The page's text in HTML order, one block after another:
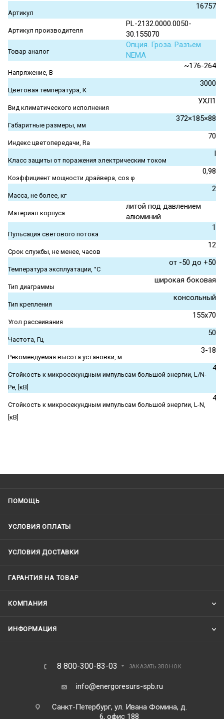
Артикул
16757
Артикул производителя
PL-2132.0000.0050-
30.155070
Товар аналог
Опция. Гроза. Разъем
NEMA
Напряжение, В
~176-264
Цветовая температура, К
3000
Вид климатического исполнения
УХЛ1
Габаритные размеры, мм
372×185×88
Индекс цветопередачи, Ra
70
Класс защиты от поражения электрическим током
I
Коэффициент мощности драйвера, cos φ
0,98
Масса, не более, кг
2
Материал корпуса
литой под давлением
алюминий
Пульсация светового потока
1
Срок службы, не менее, часов
12
Температура эксплуатации, °С
от -50 до +50
Тип диаграммы
широкая боковая
Тип крепления
консольный
Угол рассеивания
155x70
Частота, Гц
50
Рекомендуемая высота установки, м
3-18
Стойкость к микросекундным импульсам большой энергии, L/N-
Pe, [кВ]
4
Стойкость к микросекундным импульсам большой энергии, L-N,
[кВ]
4
ПОМОЩЬ
УСЛОВИЯ ОПЛАТЫ
УСЛОВИЯ ДОСТАВКИ
ГАРАНТИЯ НА ТОВАР
КОМПАНИЯ
ИНФОРМАЦИЯ
8 800-300-83-03 ЗАКАЗАТЬ ЗВОНОК
info@energoresurs-spb.ru
Санкт-Петербург, ул. Ивана Фомина, д.
6, офис 188